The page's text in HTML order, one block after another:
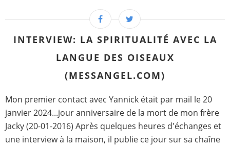
INTERVIEW: LA SPIRITUALITÉ AVEC LA
LANGUE DES OISEAUX
(MESSANGEL.COM)
Mon premier contact avec Yannick était par mail le 20
janvier 2024...jour anniversaire de la mort de mon frère
Jacky (20-01-2016) Après quelques heures d'échanges et
une interview à la maison, il publie ce jour sur sa chaîne